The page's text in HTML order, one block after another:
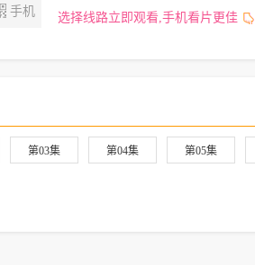
手机 选择线路立即观看,手机看片更佳
第03集 第04集 第05集